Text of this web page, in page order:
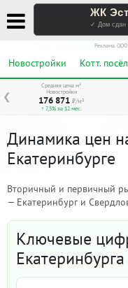
ЖК
✓ Дом сдан
Реклама.
Новостройки Котт.
❮
Средняя цена м²
Новостройки
176 871 ₽/м²
↑ 7,5% за 12 мес.
Динамика цен
Екатеринбурге
Вторичный и первичный
— Екатеринбург и
Ключевые
Екатеринбурга